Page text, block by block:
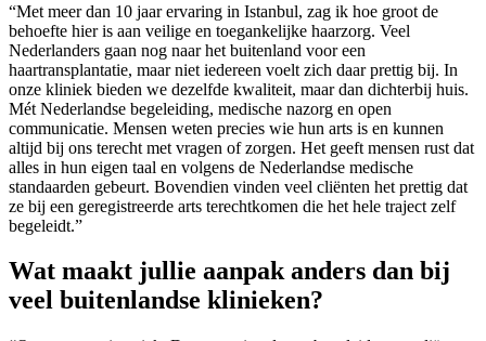
“Met meer dan 10 jaar ervaring in Istanbul, zag ik hoe groot de
behoefte hier is aan veilige en toegankelijke haarzorg. Veel
Nederlanders gaan nog naar het buitenland voor een
haartransplantatie, maar niet iedereen voelt zich daar prettig bij. In
onze kliniek bieden we dezelfde kwaliteit, maar dan dichterbij huis.
Mét Nederlandse begeleiding, medische nazorg en open
communicatie. Mensen weten precies wie hun arts is en kunnen
altijd bij ons terecht met vragen of zorgen. Het geeft mensen rust dat
alles in hun eigen taal en volgens de Nederlandse medische
standaarden gebeurt. Bovendien vinden veel cliënten het prettig dat
ze bij een geregistreerde arts terechtkomen die het hele traject zelf
begeleidt.”
Wat maakt jullie aanpak anders dan bij
veel buitenlandse klinieken?